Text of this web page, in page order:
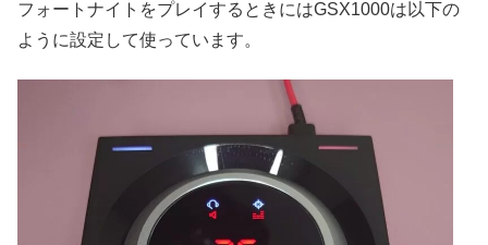
フォートナイトをプレイするときにはGSX1000は以下の
ように設定して使っています。